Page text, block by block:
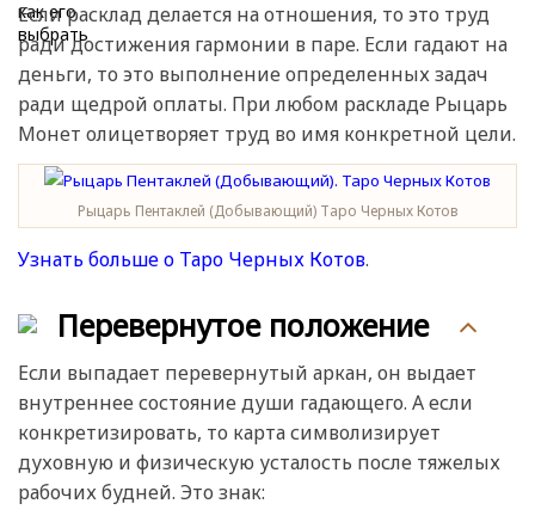
Если расклад делается на отношения, то это труд
ради достижения гармонии в паре. Если гадают на
деньги, то это выполнение определенных задач
ради щедрой оплаты. При любом раскладе Рыцарь
Монет олицетворяет труд во имя конкретной цели.
Рыцарь Пентаклей (Добывающий) Таро Черных Котов
Узнать больше о Таро Черных Котов.
Перевернутое положение
Если выпадает перевернутый аркан, он выдает
внутреннее состояние души гадающего. А если
конкретизировать, то карта символизирует
духовную и физическую усталость после тяжелых
рабочих будней. Это знак: